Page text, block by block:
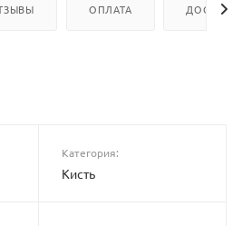
ОПЛАТА
Категория:
Кисть